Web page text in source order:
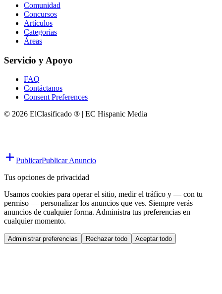
Comunidad
Concursos
Artículos
Categorías
Áreas
Servicio y Apoyo
FAQ
Contáctanos
Consent Preferences
© 2026 ElClasificado ® | EC Hispanic Media
PublicarPublicar Anuncio
Tus opciones de privacidad
Usamos cookies para operar el sitio, medir el tráfico y — con tu
permiso — personalizar los anuncios que ves. Siempre verás
anuncios de cualquier forma. Administra tus preferencias en
cualquier momento.
Administrar preferencias Rechazar todo Aceptar todo